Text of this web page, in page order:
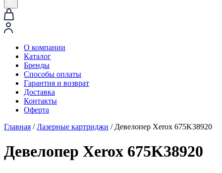
О компании
Каталог
Бренды
Способы оплаты
Гарантия и возврат
Доставка
Контакты
Оферта
Главная /Лазерные картриджи / Девелопер Xerox 675K38920
Девелопер Xerox 675K38920